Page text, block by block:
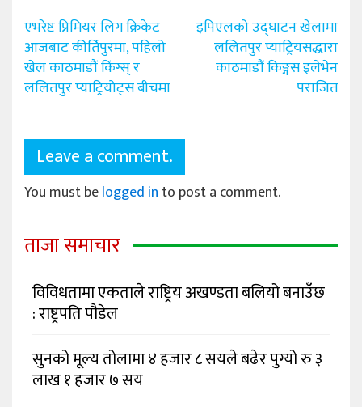
Post
navigation
एभरेष्ट प्रिमियर लिग क्रिकेट
आजबाट कीर्तिपुरमा, पहिलो
खेल काठमाडौं किंग्स् र
ललितपुर प्याट्रियोट्स बीचमा
इपिएलको उद्घाटन खेलामा
ललितपुर प्याट्रियसद्धारा
काठमाडौं किङ्गस इलेभेन
पराजित
Leave a comment.
You must belogged in to post a comment.
ताजा समाचार
विविधतामा एकताले राष्ट्रिय अखण्डता बलियो बनाउँछ
: राष्ट्रपति पौडेल
सुनको मूल्य तोलामा ४ हजार ८ सयले बढेर पुग्यो रु ३
लाख १ हजार ७ सय